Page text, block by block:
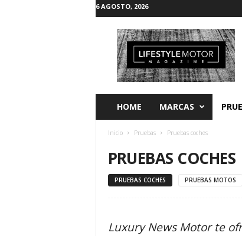
6 AGOSTO, 2026
HOME MARCAS
Inicio Pruebas Pruebas coches
PRUEBAS COCHES
PRUEBAS COCHES PRUEBAS MOTOS
Luxury News Motor te